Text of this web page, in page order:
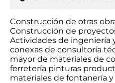
Construcción de otras
Construcción de
Actividades de ingeniería
conexas de consultoría
mayor de materiales de
ferretería pinturas
materiales de fontanería